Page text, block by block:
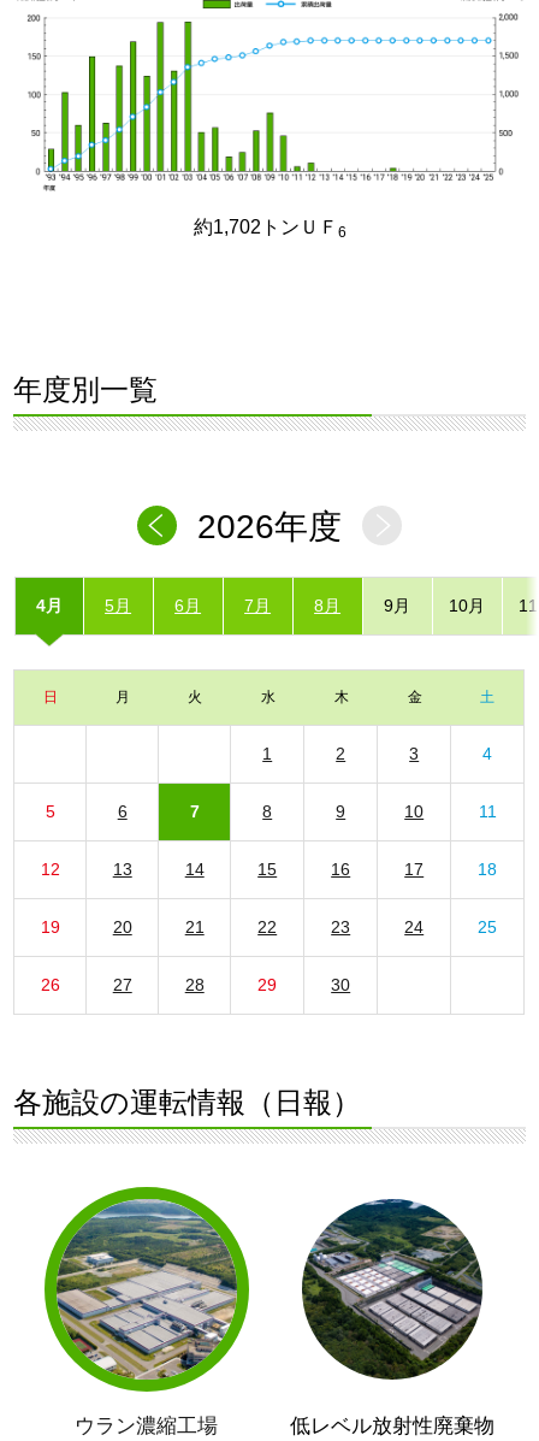
約1,702トンＵＦ 6
年度別一覧
2026年度
4月 5月 6月 7月 8月 9月 10月
日 月 火 水 木 金 土
1 2 3 4
5 6 7 8 9 10 11
12 13 14 15 16 17 18
19 20 21 22 23 24 25
26 27 28 29 30
各施設の運転情報（日報）
ウラン濃縮工場
低レベル放射性廃棄物